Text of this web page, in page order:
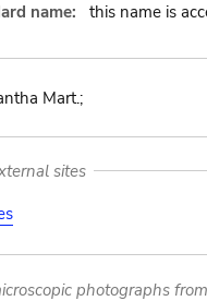
name:
this name is
Mart.;
sites
photographs